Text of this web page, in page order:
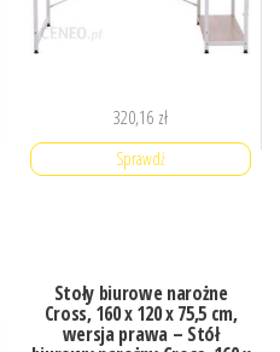
320,16 zł
Sprawdź
Stoły biurowe narożne
Cross, 160 x 120 x 75,5 cm,
wersja prawa – Stół